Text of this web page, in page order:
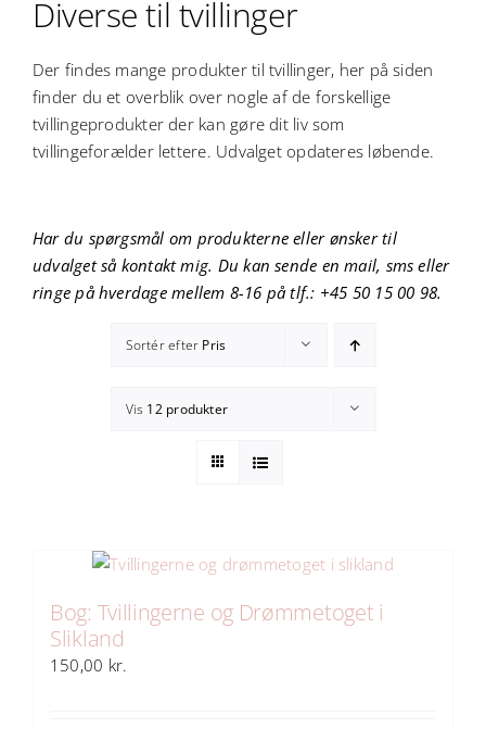
Diverse til tvillinger
Der findes mange produkter til tvillinger, her på siden
finder du et overblik over nogle af de forskellige
tvillingeprodukter der kan gøre dit liv som
tvillingeforælder lettere. Udvalget opdateres løbende.
Har du spørgsmål om produkterne eller ønsker til
udvalget så kontakt mig. Du kan sende en mail, sms eller
ringe på hverdage mellem 8-16 på tlf.: +45 50 15 00 98.
Sortér efter Pris
Vis 12 produkter
Bog: Tvillingerne og Drømmetoget i
Slikland
150,00 kr.